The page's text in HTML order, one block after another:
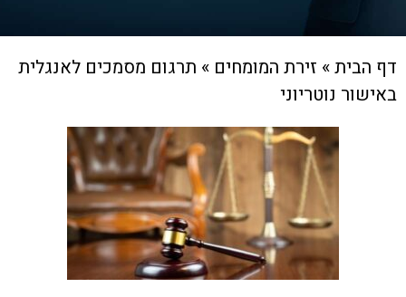
דף הבית» זירת המומחים » תרגום מסמכים לאנגלית
באישור נוטריוני